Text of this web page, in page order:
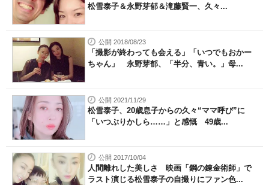
松雪泰子＆永野芽郁＆滝藤賢一、久々...
公開 2018/08/23
「撮影が終わっても会える」「いつでもおかー
ちゃん」 永野芽郁、「半分、青い。」母...
公開 2021/11/29
松雪泰子、20歳息子からの久々“ママ呼び”に
「いつぶりかしら……」と感慨 49歳...
公開 2017/10/04
人間離れした美しさ 映画「鋼の錬金術師」で
ラスト演じる松雪泰子の自撮りにファン色...